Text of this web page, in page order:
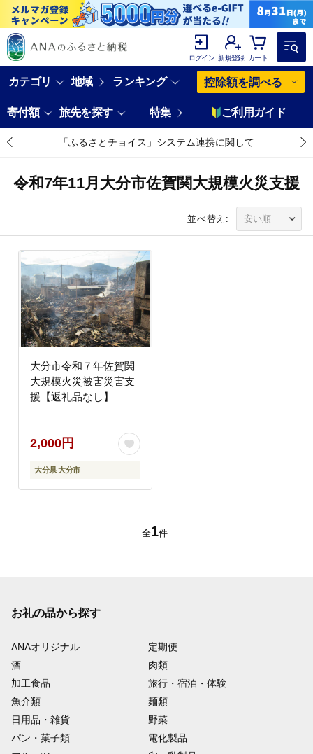
ログイン 新規登録 カート
カテゴリ 地域 ランキング 控除額を調べる
寄付額 旅先を探す 特集 ご利用ガイド
「ふるさとチョイス」システム連携に関して
令和7年11月大分市佐賀関大規模火災支援
並べ替え:
大分市令和７年佐賀関
大規模火災被害災害支
援【返礼品なし】
2,000円
大分県 大分市
全1件
お礼の品から探す
ANAオリジナル
定期便
酒
肉類
加工食品
旅行・宿泊・体験
魚介類
麺類
日用品・雑貨
野菜
パン・菓子類
電化製品